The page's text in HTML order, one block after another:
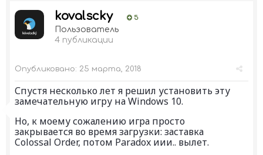
kovalscky 5
Пользователь
4 публикации
Опубликовано: 25 марта, 2018
Спустя несколько лет я решил установить эту
замечательную игру на Windows 10.
Но, к моему сожалению игра просто
закрывается во время загрузки: заставка
Colossal Order, потом Paradox иии.. вылет.